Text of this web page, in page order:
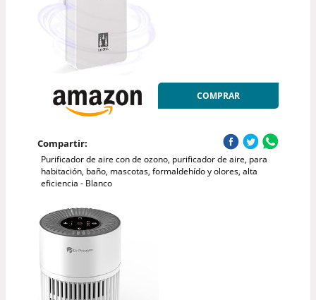
COMPRAR
Compartir:
Purificador de aire con de ozono, purificador de aire, para
habitación, baño, mascotas, formaldehído y olores, alta
eficiencia - Blanco